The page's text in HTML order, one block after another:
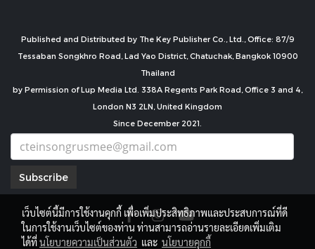
Published and Distributed by The Key Publisher Co., Ltd., Office: 87/9
Tessaban Songkhro Road, Lad Yao District, Chatuchak, Bangkok 10900
Thailand
by Permission of Lup Media Ltd. 338A Regents Park Road, Office 3 and 4,
London N3 2LN, United Kingdom
Since December 2021.
Subscribe
เว็บไซต์นี้มีการใช้งานคุกกี้ เพื่อเพิ่มประสิทธิภาพและประสบการณ์ที่ดี
ในการใช้งานเว็บไซต์ของท่าน ท่านสามารถอ่านรายละเอียดเพิ่มเติม
ได้ที่นโยบายความเป็นส่วนตัว และ นโยบายคุกกี้